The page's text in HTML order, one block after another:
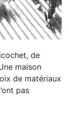
de
maison
de matériaux
pas